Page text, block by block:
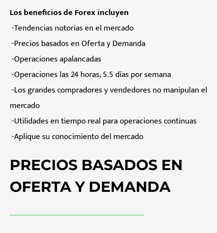
Los beneficios de Forex incluyen
-Tendencias notorias en el mercado
-Precios basados en Oferta y Demanda
-Operaciones apalancadas
-Operaciones las 24 horas, 5.5 días por semana
-Los grandes compradores y vendedores no manipulan el
mercado
-Utilidades en tiempo real para operaciones continuas
-Aplique su conocimiento del mercado
PRECIOS BASADOS EN
OFERTA Y DEMANDA